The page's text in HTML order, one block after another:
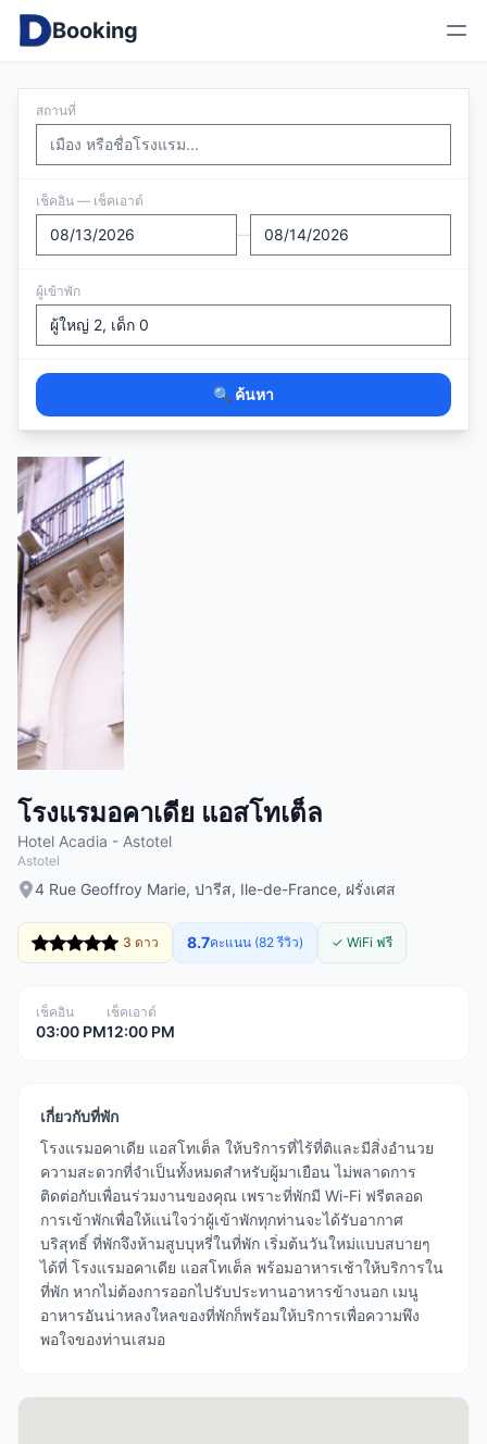
Booking
สถานที่
เช็คอิน — เช็คเอาต์
—
ผู้เข้าพัก
🔍 ค้นหา
โรงแรมอคาเดีย แอสโทเต็ล
Hotel Acadia - Astotel
Astotel
4 Rue Geoffroy Marie, ปารีส, Ile-de-France, ฝรั่งเศส
3 ดาว 8.7คะแนน (82 รีวิว) ✓ WiFi ฟรี
เช็คอิน
03:00 PM
เช็คเอาต์
12:00 PM
เกี่ยวกับที่พัก
โรงแรมอคาเดีย แอสโทเต็ล ให้บริการที่ไร้ที่ติและมีสิ่งอำนวย
ความสะดวกที่จำเป็นทั้งหมดสำหรับผู้มาเยือน ไม่พลาดการ
ติดต่อกับเพื่อนร่วมงานของคุณ เพราะที่พักมี Wi-Fi ฟรีตลอด
การเข้าพักเพื่อให้แน่ใจว่าผู้เข้าพักทุกท่านจะได้รับอากาศ
บริสุทธิ์ ที่พักจึงห้ามสูบบุหรี่ในที่พัก เริ่มต้นวันใหม่แบบสบายๆ
ได้ที่ โรงแรมอคาเดีย แอสโทเต็ล พร้อมอาหารเช้าให้บริการใน
ที่พัก หากไม่ต้องการออกไปรับประทานอาหารข้างนอก เมนู
อาหารอันน่าหลงใหลของที่พักก็พร้อมให้บริการเพื่อความพึง
พอใจของท่านเสมอ